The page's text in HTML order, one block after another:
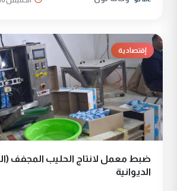
إقتصادية
ضبط معمل لانتاج الحليب
الديوانية